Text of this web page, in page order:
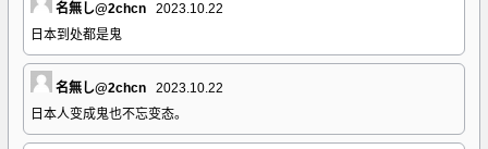
名無し@2chcn
2023.10.22
日本到处都是鬼
名無し@2chcn
2023.10.22
日本人变成鬼也不忘变态。